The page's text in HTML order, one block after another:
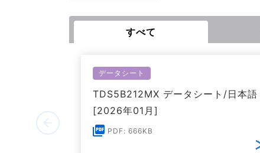
すべて
データシート
TDS5B212MX データシート/日本語
[2026年01月]
PDF: 666KB